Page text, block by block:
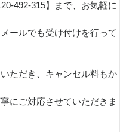
492-315】まで、お気軽に
ールでも受け付けを行って
ただき、キャンセル料もか
にご対応させていただきま